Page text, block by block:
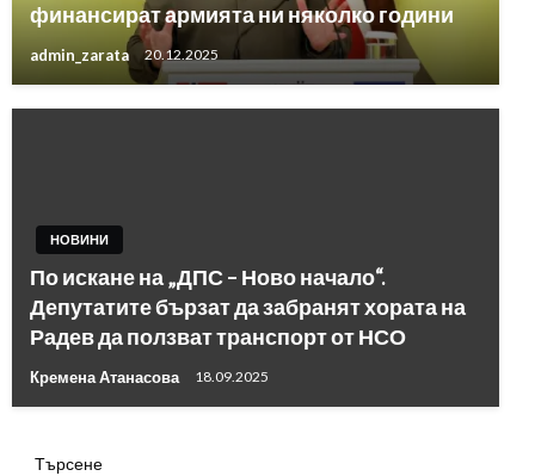
финансират армията ни няколко години
admin_zarata 20.12.2025
НОВИНИ
По искане на „ДПС – Ново начало“.
Депутатите бързат да забранят хората на
Радев да ползват транспорт от НСО
Кремена Атанасова 18.09.2025
Търсене